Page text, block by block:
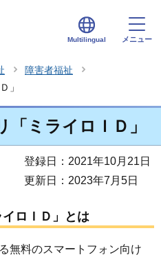
Multilingual メニュー
障害者福祉
」
「ミライロＩＤ」
登録日：2021年10月21日
更新日：2023年7月5日
ロＩＤ」とは
無料のスマートフォン向け